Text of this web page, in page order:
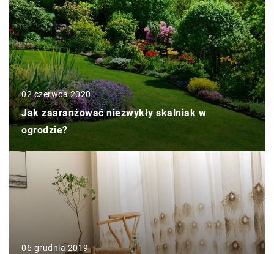
02 czerwca 2020
Jak zaaranżować niezwykły skalniak w
ogrodzie?
06 grudnia 2019